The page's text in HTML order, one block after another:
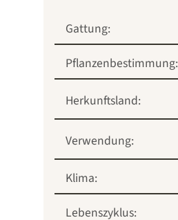
Gattung:
Pflanzenbestimmung:
Herkunftsland:
Verwendung:
Klima:
Lebenszyklus: